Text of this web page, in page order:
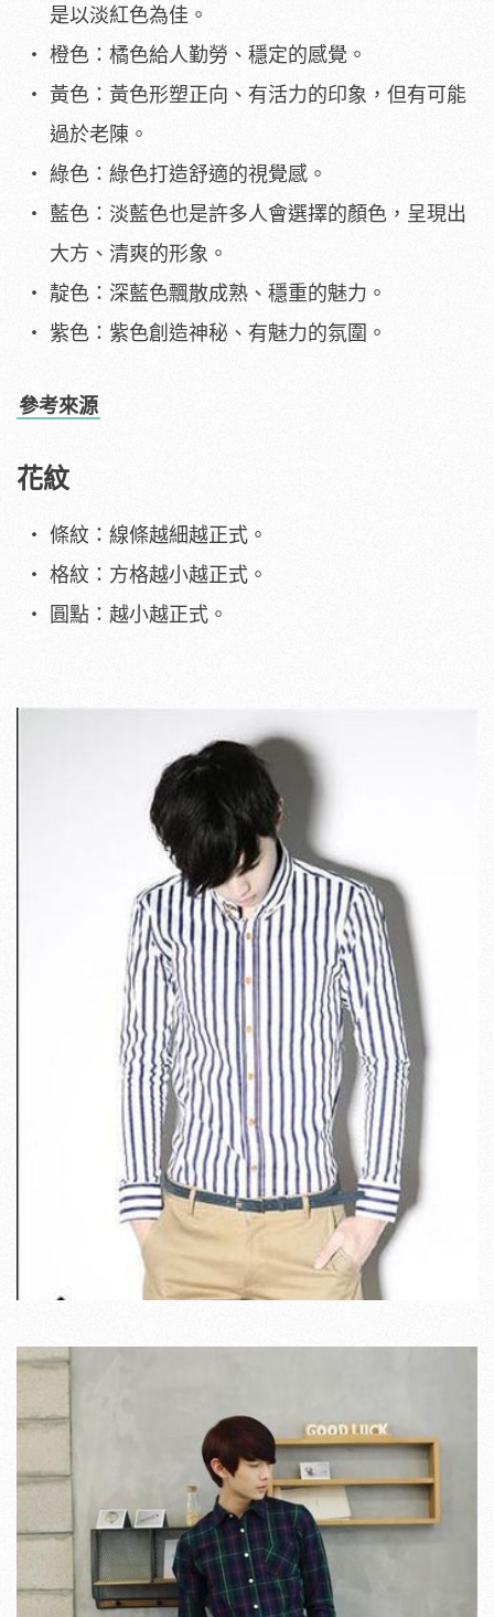
是以淡紅色為佳。
橙色：橘色給人勤勞、穩定的感覺。
黃色：黃色形塑正向、有活力的印象，但有可能
過於老陳。
綠色：綠色打造舒適的視覺感。
藍色：淡藍色也是許多人會選擇的顏色，呈現出
大方、清爽的形象。
靛色：深藍色飄散成熟、穩重的魅力。
紫色：紫色創造神秘、有魅力的氛圍。
參考來源
花紋
條紋：線條越細越正式。
格紋：方格越小越正式。
圓點：越小越正式。